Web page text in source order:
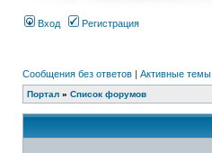
Вход Регистрация
Сообщения без ответов | Активные темы
Портал » Список форумов